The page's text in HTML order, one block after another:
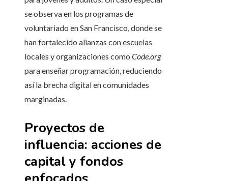
se observa en los programas de
voluntariado en San Francisco, donde se
han fortalecido alianzas con escuelas
locales y organizaciones como Code.org
para enseñar programación, reduciendo
así la brecha digital en comunidades
marginadas.
Proyectos de
influencia: acciones de
capital y fondos